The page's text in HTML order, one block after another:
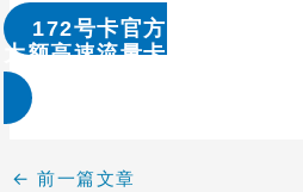
172号卡官方
大额高速流量卡办理 & 流量
← 前一篇文章